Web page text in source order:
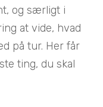
og særligt i
at vide, hvad
på tur. Her får
ting, du skal